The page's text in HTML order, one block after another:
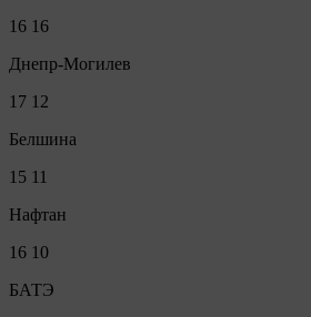
16 16
Днепр-Могилев
17 12
Белшина
15 11
Нафтан
16 10
БАТЭ